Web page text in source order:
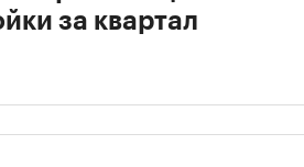
за квартал